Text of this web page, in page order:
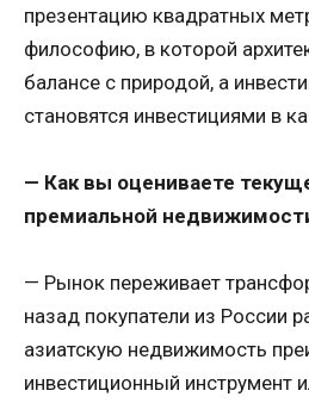
презентацию квадратных
философию, в которой
балансе с природой, а
становятся инвестициями в
— Как вы оцениваете
премиальной
— Рынок переживает
назад покупатели из России
азиатскую недвижимость
инвестиционный инструмент